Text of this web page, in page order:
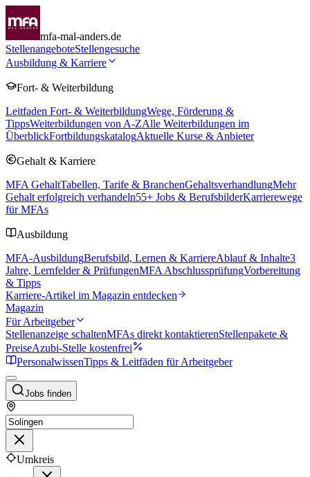
mfa-mal-anders.de
StellenangeboteStellengesuche
Ausbildung & Karriere
Fort- & Weiterbildung
Leitfaden Fort- & WeiterbildungWege, Förderung &
TippsWeiterbildungen von A-ZAlle Weiterbildungen im
ÜberblickFortbildungskatalogAktuelle Kurse & Anbieter
Gehalt & Karriere
MFA GehaltTabellen, Tarife & BranchenGehaltsverhandlungMehr
Gehalt erfolgreich verhandeln55+ Jobs & BerufsbilderKarrierewege
für MFAs
Ausbildung
MFA-AusbildungBerufsbild, Lernen & KarriereAblauf & Inhalte3
Jahre, Lernfelder & PrüfungenMFA AbschlussprüfungVorbereitung
& Tipps
Karriere-Artikel im Magazin entdecken
Magazin
Für Arbeitgeber
Stellenanzeige schaltenMFAs direkt kontaktierenStellenpakete &
PreiseAzubi-Stelle kostenfrei
PersonalwissenTipps & Leitfäden für Arbeitgeber
Jobs finden
Umkreis